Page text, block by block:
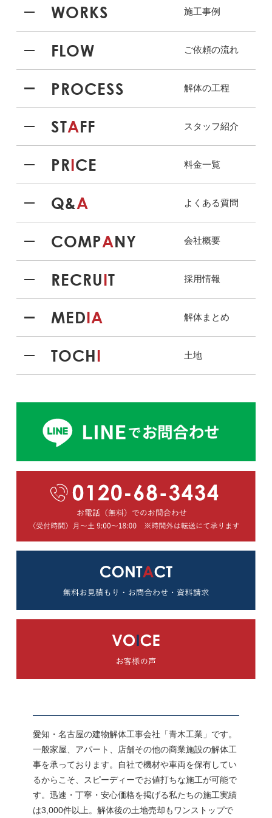
WORKS 施工事例
FLOW ご依頼の流れ
PROCESS 解体の工程
STAFF スタッフ紹介
PRICE 料金一覧
Q&A よくある質問
COMPANY 会社概要
RECRUIT 採用情報
MEDIA 解体まとめ
TOCHI 土地
愛知・名古屋の建物解体工事会社「青木工業」です。
一般家屋、アパート、店舗その他の商業施設の解体工
事を承っております。自社で機材や車両を保有してい
るからこそ、スピーディーでお値打ちな施工が可能で
す。迅速・丁寧・安心価格を掲げる私たちの施工実績
は3,000件以上。解体後の土地売却もワンストップで